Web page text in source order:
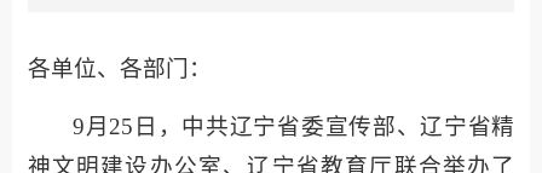
各单位、各部门：
9月25日，中共辽宁省委宣传部、辽宁省精
神文明建设办公室、辽宁省教育厅联合举办了